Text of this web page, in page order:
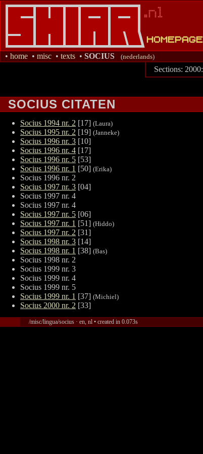
• home • misc • texts • SOCIUS (nederlands)
Sections: 2000:
SOCIUS CITATEN
Socius 1994 nr. 2 [17] (Laura)
Socius 1995 nr. 2 [19] (Janneke)
Socius 1996 nr. 3 [10]
Socius 1996 nr. 4 [17]
Socius 1996 nr. 5 [53]
Socius 1996 nr. 1 [50] (Erika)
Socius 1996 nr. 2
Socius 1997 nr. 3 [04]
Socius 1997 nr. 4
Socius 1997 nr. 4
Socius 1997 nr. 5 [06]
Socius 1997 nr. 1 [51] (Hiddo)
Socius 1997 nr. 2 [31]
Socius 1998 nr. 3 [14]
Socius 1998 nr. 1 [38] (Bas)
Socius 1998 nr. 2
Socius 1999 nr. 3
Socius 1999 nr. 4
Socius 1999 nr. 5
Socius 1999 nr. 1 [37] (Michiel)
Socius 2000 nr. 2 [33]
/misc/lingua/socius · en, nl • created in 0.073s